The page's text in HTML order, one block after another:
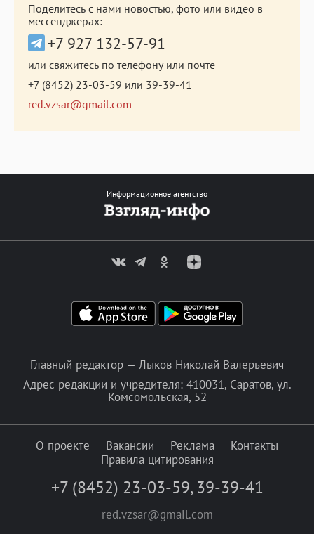
Поделитесь с нами новостью, фото или видео в
мессенджерах:
+7 927 132-57-91
или свяжитесь по телефону или почте
+7 (8452) 23-03-59 или 39-39-41
red.vzsar@gmail.com
Информационное агентство
Главный редактор — Лыков Николай Валерьевич
Адрес редакции и учредителя: 410031, Саратов, ул.
Комсомольская, 52
О проекте Вакансии Реклама
Контакты
Правила цитирования
+7 (8452) 23-03-59, 39-39-41
red.vzsar@gmail.com